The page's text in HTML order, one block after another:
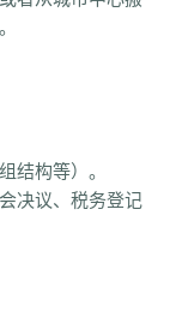
结构等）。
决议、税务登记